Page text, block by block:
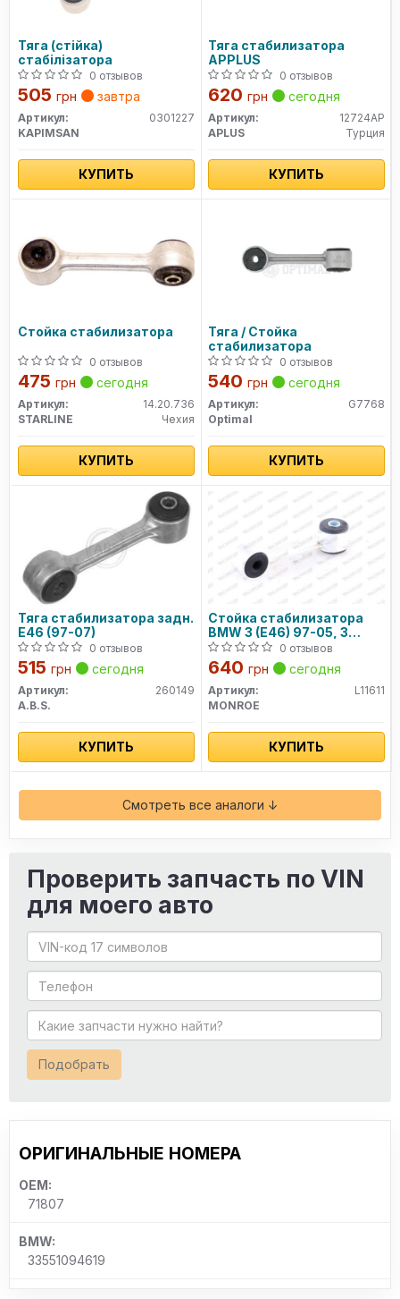
Тяга (стійка)
стабілізатора
0 отзывов
505 грн завтра
Артикул:
0301227
KAPIMSAN
КУПИТЬ
Тяга стабилизатора
APPLUS
0 отзывов
620 грн сегодня
Артикул:
12724AP
APLUS
Турция
КУПИТЬ
Стойка стабилизатора
0 отзывов
475 грн сегодня
Артикул:
14.20.736
STARLINE
Чехия
КУПИТЬ
Тяга / Стойка
стабилизатора
0 отзывов
540 грн сегодня
Артикул:
G7768
Optimal
КУПИТЬ
Тяга стабилизатора задн.
E46 (97-07)
0 отзывов
515 грн сегодня
Артикул:
260149
A.B.S.
КУПИТЬ
Стойка стабилизатора
BMW 3 (E46) 97-05, 3
Compact (E46) 01-05, 3
Convertible (E4
0 отзывов
640 грн сегодня
Артикул:
L11611
MONROE
КУПИТЬ
Смотреть все аналоги ↓
Проверить запчасть по VIN
для моего авто
Подобрать
ОРИГИНАЛЬНЫЕ НОМЕРА
OEM:
71807
BMW:
33551094619